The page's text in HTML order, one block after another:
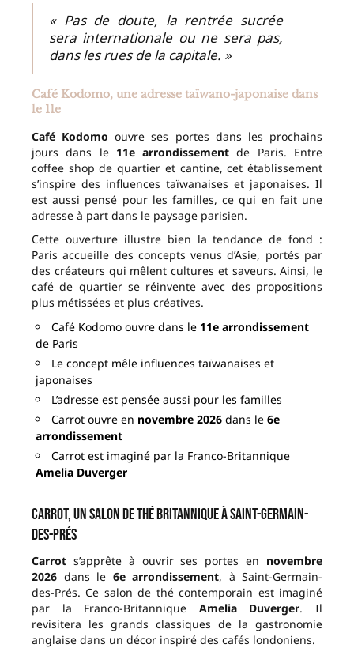
« Pas de doute, la rentrée sucrée
sera internationale ou ne sera pas,
dans les rues de la capitale. »
Café Kodomo, une adresse taïwano-japonaise dans
le 11e
Café Kodomo ouvre ses portes dans les prochains
jours dans le 11e arrondissement de Paris. Entre
coffee shop de quartier et cantine, cet établissement
s’inspire des influences taïwanaises et japonaises. Il
est aussi pensé pour les familles, ce qui en fait une
adresse à part dans le paysage parisien.
Cette ouverture illustre bien la tendance de fond :
Paris accueille des concepts venus d’Asie, portés par
des créateurs qui mêlent cultures et saveurs. Ainsi, le
café de quartier se réinvente avec des propositions
plus métissées et plus créatives.
Café Kodomo ouvre dans le 11e arrondissement
de Paris
Le concept mêle influences taïwanaises et
japonaises
L’adresse est pensée aussi pour les familles
Carrot ouvre en novembre 2026 dans le 6e
arrondissement
Carrot est imaginé par la Franco-Britannique
Amelia Duverger
Carrot, un salon de thé britannique à Saint-Germain-
des-Prés
Carrot s’apprête à ouvrir ses portes en novembre
2026 dans le 6e arrondissement, à Saint-Germain-
des-Prés. Ce salon de thé contemporain est imaginé
par la Franco-Britannique Amelia Duverger. Il
revisitera les grands classiques de la gastronomie
anglaise dans un décor inspiré des cafés londoniens.